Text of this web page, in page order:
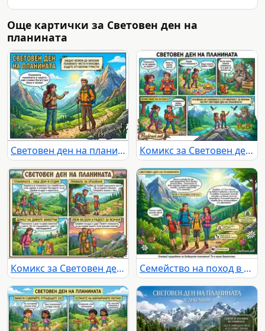
Още картички за Световен ден на
планината
Световен ден на планината: Призив за опазване на природата и отговорен туризъм Комикс за Световен ден на планината: призив за опазване на природата и почистване на планините.
Комикс за Световен ден на планината: Семейни приключения и опазване на природата. Семейство на поход в планината: празник на природата и екологични правила за опазване.